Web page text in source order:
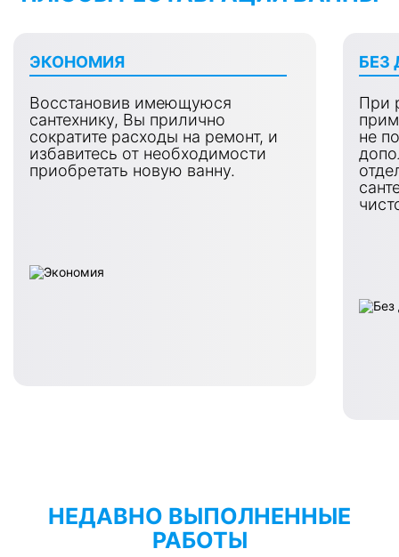
ЭКОНОМИЯ
Восстановив имеющуюся
сантехнику, Вы прилично
сократите расходы на ремонт, и
избавитесь от необходимости
приобретать новую ванну.
БЕЗ
При
не
НЕДАВНО ВЫПОЛНЕННЫЕ
РАБОТЫ